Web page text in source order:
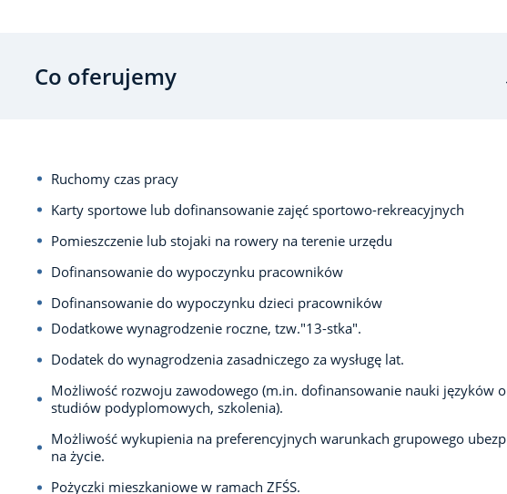
Co oferujemy
Ruchomy czas pracy
Karty sportowe lub dofinansowanie zajęć sportowo-rekreacyjnych
Pomieszczenie lub stojaki na rowery na terenie urzędu
Dofinansowanie do wypoczynku pracowników
Dofinansowanie do wypoczynku dzieci pracowników
Dodatkowe wynagrodzenie roczne, tzw."13-stka".
Dodatek do wynagrodzenia zasadniczego za wysługę lat.
Możliwość rozwoju zawodowego (m.in. dofinansowanie nauki języków
studiów podyplomowych, szkolenia).
Możliwość wykupienia na preferencyjnych warunkach grupowego
na życie.
Pożyczki mieszkaniowe w ramach ZFŚS.